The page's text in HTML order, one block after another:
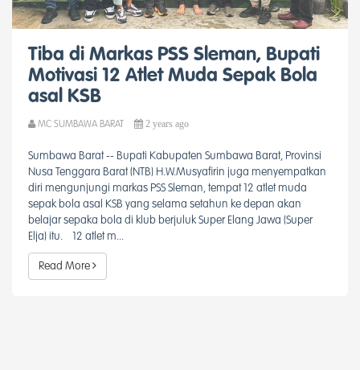
Tiba di Markas PSS Sleman, Bupati
Motivasi 12 Atlet Muda Sepak Bola
asal KSB
MC SUMBAWA BARAT 2 years ago
Sumbawa Barat -- Bupati Kabupaten Sumbawa Barat, Provinsi
Nusa Tenggara Barat (NTB) H.W.Musyafirin juga menyempatkan
diri mengunjungi markas PSS Sleman, tempat 12 atlet muda
sepak bola asal KSB yang selama setahun ke depan akan
belajar sepaka bola di klub berjuluk Super Elang Jawa (Super
Elja) itu. 12 atlet m...
Read More